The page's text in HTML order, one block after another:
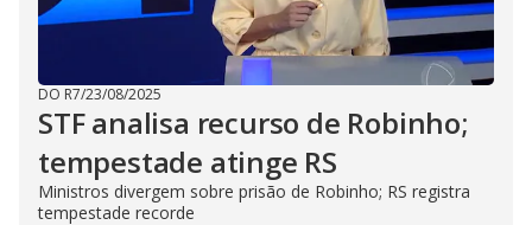
DO R7/23/08/2025
STF analisa recurso de Robinho;
tempestade atinge RS
Ministros divergem sobre prisão de Robinho; RS registra
tempestade recorde